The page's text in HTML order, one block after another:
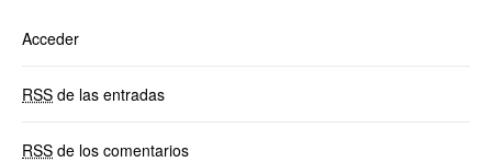
Acceder
RSS de las entradas
RSS de los comentarios